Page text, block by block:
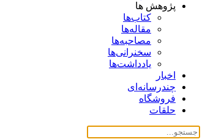
پژوهش ها
کتاب‌ها
مقاله‌ها
مصاحبه‌ها
سخنرانی‌ها
یادداشت‌ها
اخبار
چندرسانه‌ای
فروشگاه
حلقات